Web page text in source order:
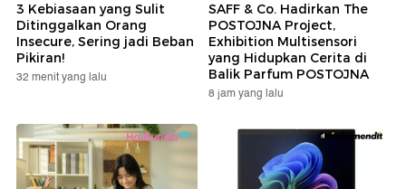
3 Kebiasaan yang Sulit
Ditinggalkan Orang
Insecure, Sering jadi Beban
Pikiran!
32 menit yang lalu
SAFF & Co. Hadirkan The
POSTOJNA Project,
Exhibition Multisensori
yang Hidupkan Cerita di
Balik Parfum POSTOJNA
8 jam yang lalu